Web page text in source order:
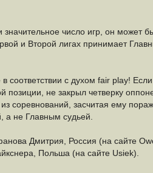
число игр, он может
и Второй лигах принимает
соответствии с духом fair play!
не закрыл четверку
соревнований, засчитая ему
а не Главным судьей.
Дмитрия, Россия (на сайте
Польша (на сайте Usiek).